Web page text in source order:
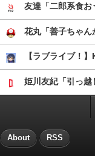
友達「二郎系食
花丸「善子ちゃ
【ラブライブ！
姫川友紀「引っ越
About RSS